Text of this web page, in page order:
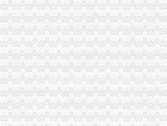
重庆南岸南坪公司注册、公司变更、公司注销
【图】公司不能经营不进行注销有什么后果-
洛铁腕规范旅游市场84家无资质旅行社网点被
【58同城】济南历城建筑大学公司注销服务_
【58同城】呼和浩赛罕大学西路内资公司注
磁器口公司注销
桂发祥：北京市君合律师事务所关于公司次公
崇文体育馆信用查询_崇文体育馆企业/相关公
重庆市沙坪坝区磁器口宝轮寺法物经营部
北京注册公司需要一个注册地址_没有公司注